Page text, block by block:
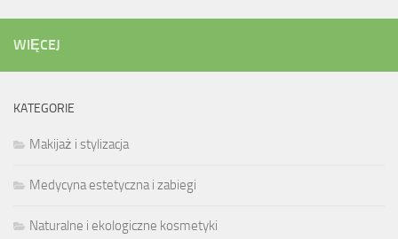
WIĘCEJ
KATEGORIE
Makijaż i stylizacja
Medycyna estetyczna i zabiegi
Naturalne i ekologiczne kosmetyki